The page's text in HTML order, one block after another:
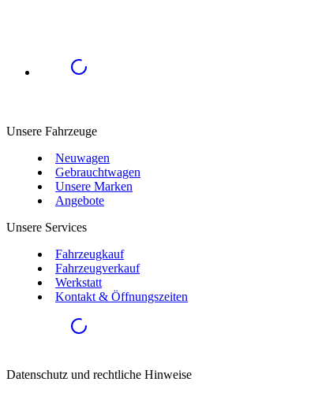
Unsere Fahrzeuge
Neuwagen
Gebrauchtwagen
Unsere Marken
Angebote
Unsere Services
Fahrzeugkauf
Fahrzeugverkauf
Werkstatt
Kontakt & Öffnungszeiten
Datenschutz und rechtliche Hinweise